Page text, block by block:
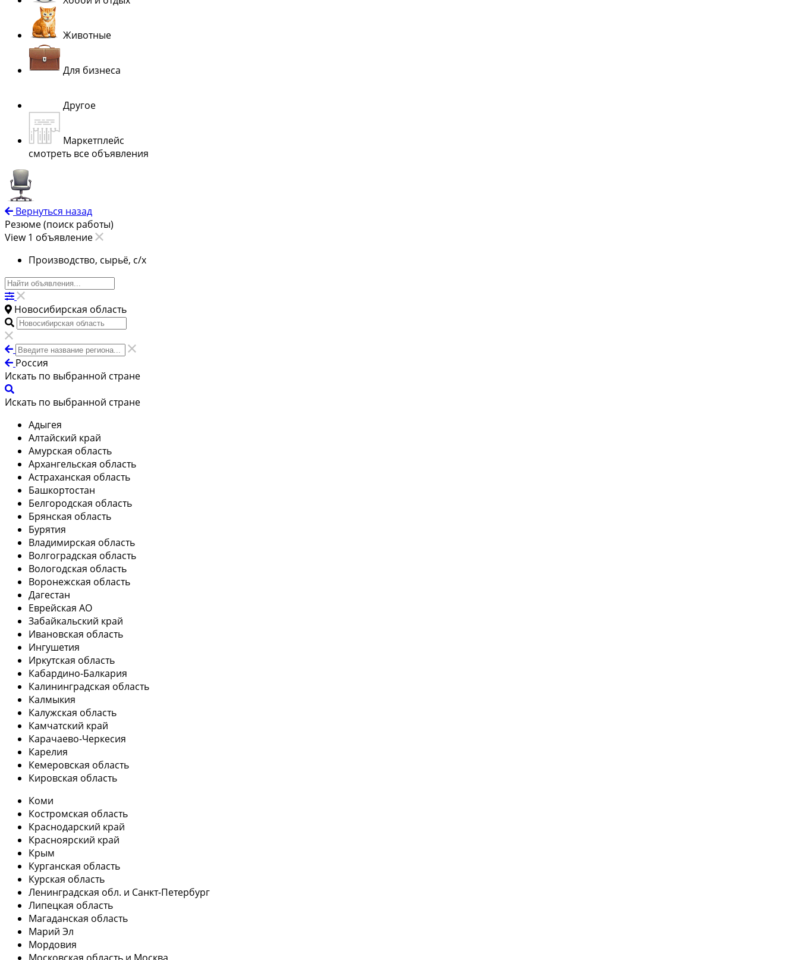
Животные
Для бизнеса
Другое
Маркетплейс
смотреть все объявления
Вернуться назад
Резюме (поиск работы)
View 1 объявление
Производство, сырьё, с/х
Новосибирская область
Россия
Искать по выбранной стране
Искать по выбранной стране
Адыгея
Алтайский край
Амурская область
Архангельская область
Астраханская область
Башкортостан
Белгородская область
Брянская область
Бурятия
Владимирская область
Волгоградская область
Вологодская область
Воронежская область
Дагестан
Еврейская АО
Забайкальский край
Ивановская область
Ингушетия
Иркутская область
Кабардино-Балкария
Калининградская область
Калмыкия
Калужская область
Камчатский край
Карачаево-Черкесия
Карелия
Кемеровская область
Кировская область
Коми
Костромская область
Краснодарский край
Красноярский край
Крым
Курганская область
Курская область
Ленинградская обл. и Санкт-Петербург
Липецкая область
Магаданская область
Марий Эл
Мордовия